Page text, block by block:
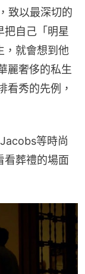
致以最深切的
把自己「明星
，就會想到他
麗奢侈的私生
看秀的先例，
等時尚
看葬禮的場面